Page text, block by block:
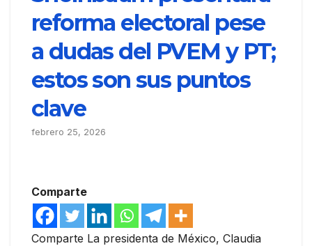
reforma electoral pese
a dudas del PVEM y PT;
estos son sus puntos
clave
febrero 25, 2026
Comparte
Comparte La presidenta de México, Claudia